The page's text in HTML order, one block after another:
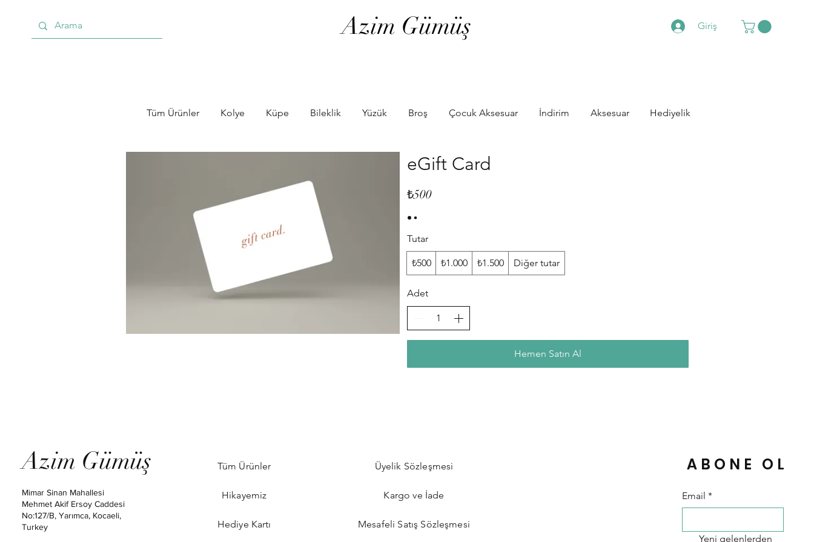
Azim Gümüş Giriş
Tüm Ürünler Kolye Küpe Bileklik Yüzük Broş Çocuk Aksesuar İndirim Aksesuar Hediyelik
eGift Card
₺500
Tutar
₺500 ₺1.000 ₺1.500 Diğer tutar
Adet
Hemen Satın Al
Azim Gümüş
Mimar Sinan Mahallesi
Mehmet Akif Ersoy Caddesi
No:127/B, Yarımca, Kocaeli,
Turkey
Tüm Ürünler
Hikayemiz
Hediye Kartı
Üyelik Sözleşmesi
Kargo ve İade
Mesafeli Satış Sözleşmesi
ABONE OL
Email *
Yeni gelenlerden